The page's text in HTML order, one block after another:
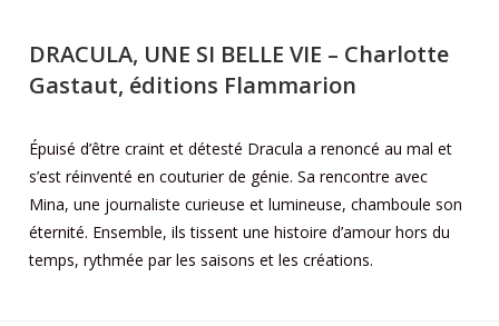
DRACULA, UNE SI BELLE VIE – Charlotte
Gastaut, éditions Flammarion
Épuisé d’être craint et détesté Dracula a renoncé au mal et
s’est réinventé en couturier de génie. Sa rencontre avec
Mina, une journaliste curieuse et lumineuse, chamboule son
éternité. Ensemble, ils tissent une histoire d’amour hors du
temps, rythmée par les saisons et les créations.